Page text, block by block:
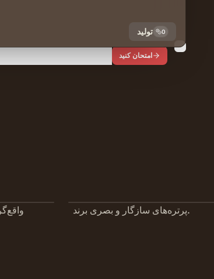
تولید 0
امتحان کنید
پرتره‌های سازگار و بصری برند.